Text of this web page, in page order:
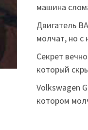
машина
Двигатель
молчат, но с
Секрет
который
Volkswagen
котором